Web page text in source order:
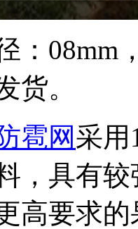
：08mm
货。
雹网采用
，具有
高要求